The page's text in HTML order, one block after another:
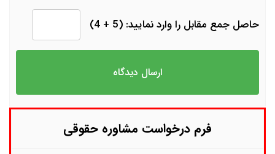
حاصل جمع مقابل را وارد نمایید: (5 + 4)
فرم درخواست مشاوره حقوقی